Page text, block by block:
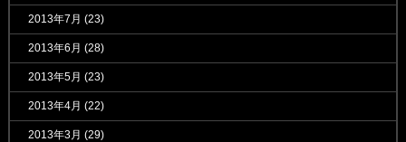
2013年7月 (23)
2013年6月 (28)
2013年5月 (23)
2013年4月 (22)
2013年3月 (29)